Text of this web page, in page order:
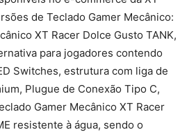
de Teclado Gamer Mecânico:
XT Racer Dolce Gusto TANK,
para jogadores contendo
Switches, estrutura com liga de
Plugue de Conexão Tipo C,
Gamer Mecânico XT Racer
resistente à água, sendo o